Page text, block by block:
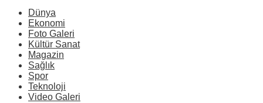
Dünya
Ekonomi
Foto Galeri
Kültür Sanat
Magazin
Sağlık
Spor
Teknoloji
Video Galeri